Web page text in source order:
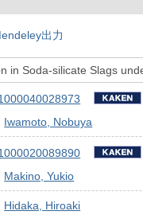
出力
in Soda-silicate Slags
Iwamoto, Nobuya
Makino, Yukio
Hidaka, Hiroaki